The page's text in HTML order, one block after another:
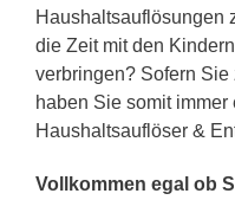
Haushaltsauflösungen
die Zeit mit den
verbringen? Sofern Sie
haben Sie somit
Haushaltsauflöser &
Vollkommen egal ob